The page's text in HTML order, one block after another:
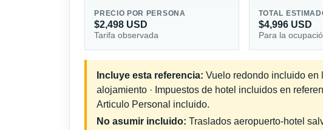
PRECIO POR PERSONA
$2,498 USD
Tarifa observada
TOTAL
$4,996 USD
Para la
Incluye esta referencia: Vuelo redondo incluido en
alojamiento · Impuestos de hotel incluidos en
Articulo Personal incluido.
No asumir incluido: Traslados aeropuerto-hotel